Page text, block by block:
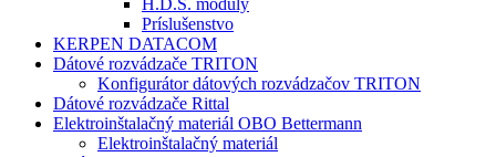
Príslušenstvo
KERPEN DATACOM
Dátové rozvádzače TRITON
Konfigurátor dátových rozvádzačov TRITON
Dátové rozvádzače Rittal
Elektroinštalačný materiál OBO Bettermann
Elektroinštalačný materiál